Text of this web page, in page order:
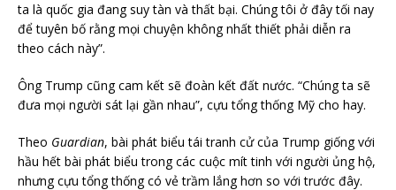
ta là quốc gia đang suy tàn và thất bại. Chúng tôi ở đây tối nay
để tuyên bố rằng mọi chuyện không nhất thiết phải diễn ra
theo cách này”.
Ông Trump cũng cam kết sẽ đoàn kết đất nước. “Chúng ta sẽ
đưa mọi người sát lại gần nhau”, cựu tổng thống Mỹ cho hay.
Theo Guardian, bài phát biểu tái tranh cử của Trump giống với
hầu hết bài phát biểu trong các cuộc mít tinh với người ủng hộ,
nhưng cựu tổng thống có vẻ trầm lắng hơn so với trước đây.